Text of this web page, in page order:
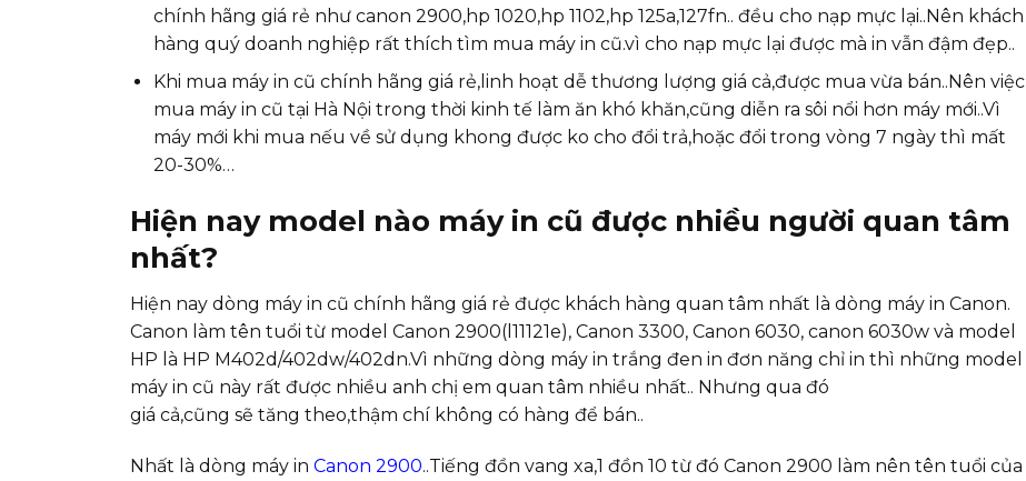
chính hãng giá rẻ như canon 2900,hp 1020,hp 1102,hp 125a,127fn.. đều cho nạp mực lại..Nên khách
hàng quý doanh nghiệp rất thích tìm mua máy in cũ.vì cho nạp mực lại được mà in vẫn đậm đẹp..
Khi mua máy in cũ chính hãng giá rẻ,linh hoạt dễ thương lượng giá cả,được mua vừa bán..Nên việc
mua máy in cũ tại Hà Nội trong thời kinh tế làm ăn khó khăn,cũng diễn ra sôi nổi hơn máy mới..Vì
máy mới khi mua nếu về sử dụng khong được ko cho đổi trả,hoặc đổi trong vòng 7 ngày thì mất
20-30%…
Hiện nay model nào máy in cũ được nhiều người quan tâm
nhất?
Hiện nay dòng máy in cũ chính hãng giá rẻ được khách hàng quan tâm nhất là dòng máy in Canon.
Canon làm tên tuổi từ model Canon 2900(l11121e), Canon 3300, Canon 6030, canon 6030w và model
HP là HP M402d/402dw/402dn.Vì những dòng máy in trắng đen in đơn năng chỉ in thì những model
máy in cũ này rất được nhiều anh chị em quan tâm nhiều nhất.. Nhưng qua đó
giá cả,cũng sẽ tăng theo,thậm chí không có hàng để bán..
Nhất là dòng máy in Canon 2900..Tiếng đồn vang xa,1 đồn 10 từ đó Canon 2900 làm nên tên tuổi của